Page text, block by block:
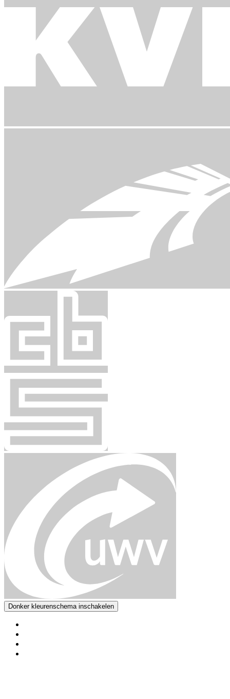
Donker kleurenschema inschakelen